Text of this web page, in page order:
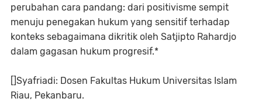
perubahan cara pandang: dari positivisme sempit
menuju penegakan hukum yang sensitif terhadap
konteks sebagaimana dikritik oleh Satjipto Rahardjo
dalam gagasan hukum progresif.*
[]Syafriadi: Dosen Fakultas Hukum Universitas Islam
Riau, Pekanbaru.